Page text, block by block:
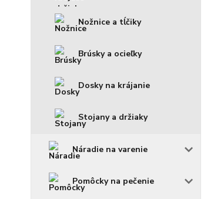
Nožnice a tĺčiky
Brúsky a ocieľky
Dosky na krájanie
Stojany a držiaky
Náradie na varenie
Pomôcky na pečenie